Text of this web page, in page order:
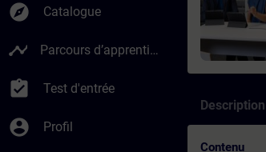
explore Catalogue
timeline Parcours d’apprentissage
assignment_turned_in Test d'entrée
account_circle Profil
Description
Contenu